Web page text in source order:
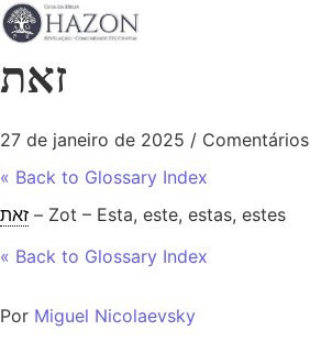
זאת
27 de janeiro de 2025 /
« Back to Glossary Index
זאת – Zot – Esta, este, estas, estes
« Back to Glossary Index
Por Miguel Nicolaevsky